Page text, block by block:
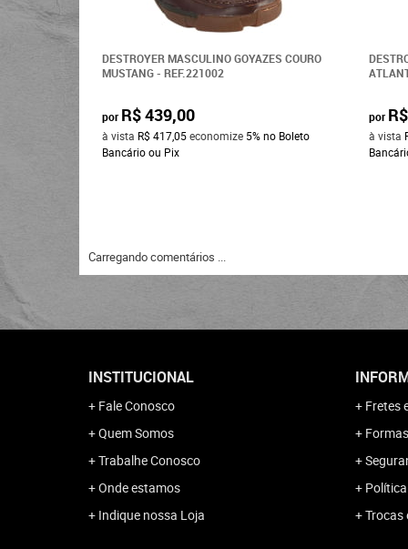
DESTROYER MASCULINO GOYAZES COURO
MUSTANG - REF.221002
por R$ 439,00
à vista R$ 417,05economize 5%no Boleto
Bancário ou Pix
por
à vista
Carregando comentários ...
INSTITUCIONAL
Fale Conosco
Quem Somos
Trabalhe Conosco
Onde estamos
Indique nossa Loja
Fretes
Trocas